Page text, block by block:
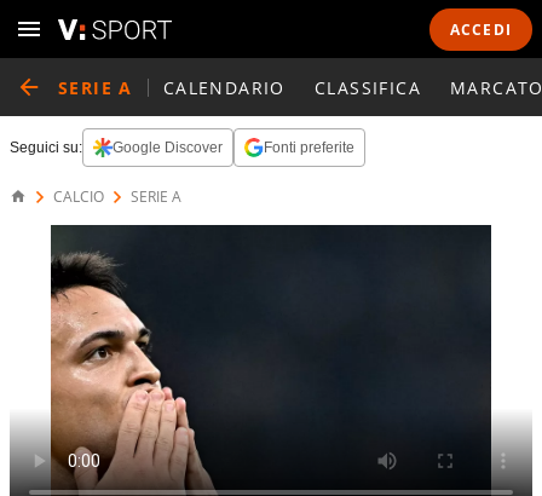
ACCEDI
SERIE A CALENDARIO CLASSIFICA
Seguici su: Google Discover Fonti preferite
CALCIO SERIE A